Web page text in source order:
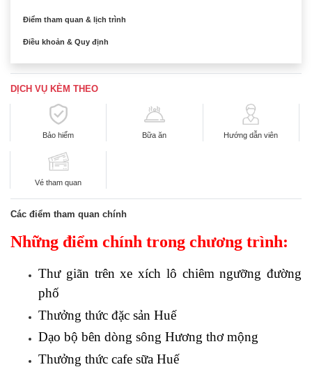
Điểm tham quan & lịch trình
Điều khoản & Quy định
DỊCH VỤ KÈM THEO
Bảo hiểm Bữa ăn Hướng dẫn viên
Vé tham quan
Các điểm tham quan chính
Những điểm chính trong chương trình:
Thư giãn trên xe xích lô chiêm ngưỡng đường
phố
Thưởng thức đặc sản Huế
Dạo bộ bên dòng sông Hương thơ mộng
Thưởng thức cafe sữa Huế